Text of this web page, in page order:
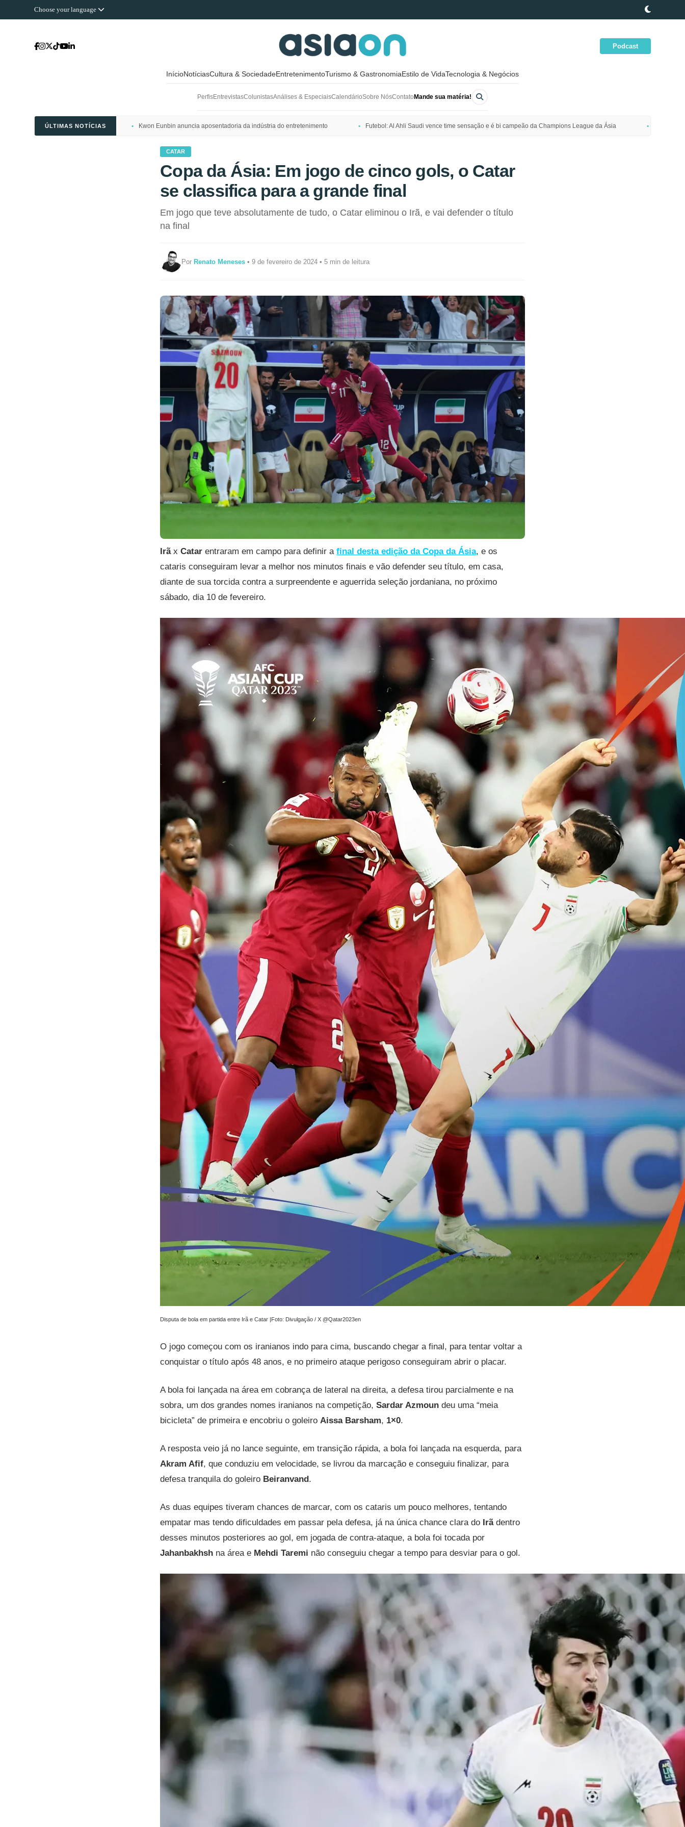
Choose your language
Podcast
InícioNotíciasCultura & SociedadeEntretenimentoTurismo & GastronomiaEstilo de VidaTecnologia & Negócios
PerfisEntrevistasColunistasAnálises & EspeciaisCalendárioSobre NósContato Mande sua matéria!
ÚLTIMAS NOTÍCIAS Kwon Eunbin anuncia aposentadoria da indústria do entretenimento Futebol: Al Ahli Saudi vence time sensação e é bi campeão da Champions League da Ásia
CATAR
Copa da Ásia: Em jogo de cinco gols, o Catar
se classifica para a grande final
Em jogo que teve absolutamente de tudo, o Catar eliminou o Irã, e vai defender o título
na final
PorRenato Meneses • 9 de fevereiro de 2024 • 5 min de leitura
IrãxCatarentraram em campo para definir afinal desta edição daCopa da Ásia, e os
cataris conseguiram levar a melhor nos minutos finais e vão defender seu título, em casa,
diante de sua torcida contra a surpreendente e aguerrida seleção jordaniana, no próximo
sábado, dia 10 de fevereiro.
Disputa de bola em partida entre Irã e Catar |Foto: Divulgação / X @Qatar2023en
O jogo começou com os iranianos indo para cima, buscando chegar a final, para tentar voltar a
conquistar o título após 48 anos, e no primeiro ataque perigoso conseguiram abrir o placar.
A bola foi lançada na área em cobrança de lateral na direita, a defesa tirou parcialmente e na
sobra, um dos grandes nomes iranianos na competição,Sardar Azmoun deu uma “meia
bicicleta” de primeira e encobriu o goleiroAissa Barsham, 1×0.
A resposta veio já no lance seguinte, em transição rápida, a bola foi lançada na esquerda, para
Akram Afif, que conduziu em velocidade, se livrou da marcação e conseguiu finalizar, para
defesa tranquila do goleiro Beiranvand .
As duas equipes tiveram chances de marcar, com os cataris um pouco melhores, tentando
empatar mas tendo dificuldades em passar pela defesa, já na única chance clara do Irãdentro
desses minutos posteriores ao gol, em jogada de contra-ataque, a bola foi tocada por
Jahanbakhsh na área e Mehdi Taremi não conseguiu chegar a tempo para desviar para o gol.